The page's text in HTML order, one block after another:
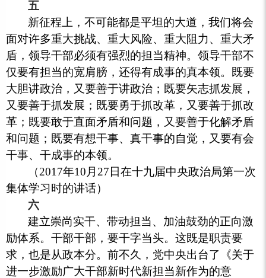
五
新征程上，不可能都是平坦的大道，我们将会
面对许多重大挑战、重大风险、重大阻力、重大矛
盾，领导干部必须有强烈的担当精神。领导干部不
仅要有担当的宽肩膀，还得有成事的真本领。既要
大胆讲政治，又要善于讲政治；既要矢志抓发展，
又要善于抓发展；既要勇于抓改革，又要善于抓改
革；既要敢于直面矛盾和问题，又要善于化解矛盾
和问题；既要有想干事、真干事的自觉，又要有会
干事、干成事的本领。
（2017年10月27日在十九届中央政治局第一次
集体学习时的讲话）
六
建立崇尚实干、带动担当、加油鼓劲的正向激
励体系。干部干部，要干字当头。这既是职责要
求，也是从政本分。前不久，党中央出台了《关于
进一步激励广大干部新时代新担当新作为的意